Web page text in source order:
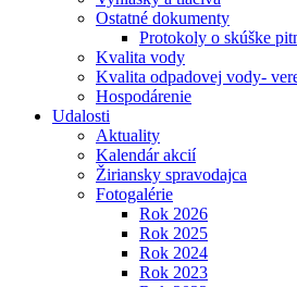
Ostatné dokumenty
Protokoly o skúške
Kvalita vody
Kvalita odpadovej vody-
Hospodárenie
Udalosti
Aktuality
Kalendár akcií
Žiriansky spravodajca
Fotogalérie
Rok 2026
Rok 2025
Rok 2024
Rok 2023